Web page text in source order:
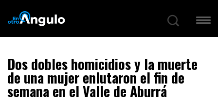
Dos dobles homicidios y la muerte
de una mujer enlutaron el fin de
semana en el Valle de Aburrá